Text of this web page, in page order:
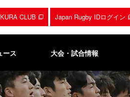
CLUB Japan Rugby IDログイン
ース 大会・試合情報